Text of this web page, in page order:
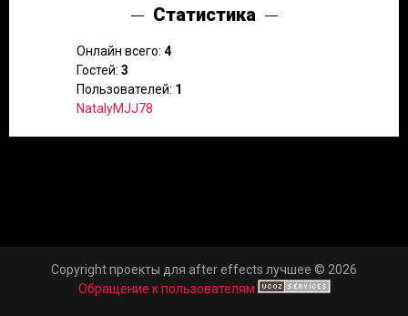
Статистика
Онлайн всего: 4
Гостей: 3
Пользователей: 1
NatalyMJJ78
Copyright проекты для after effects лучшее © 2026
Обращение к пользователям